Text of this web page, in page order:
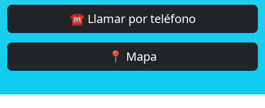
☎️ Llamar por teléfono
📍 Mapa